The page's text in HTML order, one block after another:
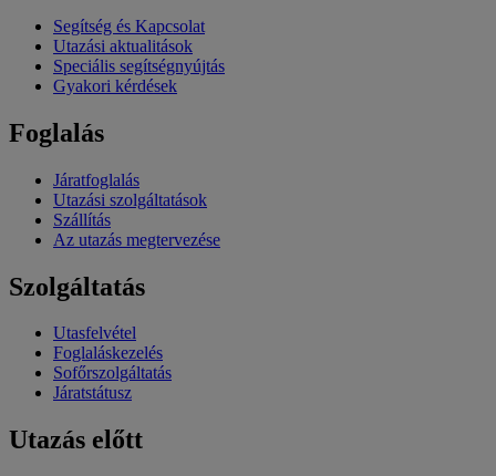
Segítség és Kapcsolat
Utazási aktualitások
Speciális segítségnyújtás
Gyakori kérdések
Foglalás
Járatfoglalás
Utazási szolgáltatások
Szállítás
Az utazás megtervezése
Szolgáltatás
Utasfelvétel
Foglaláskezelés
Sofőrszolgáltatás
Járatstátusz
Utazás előtt